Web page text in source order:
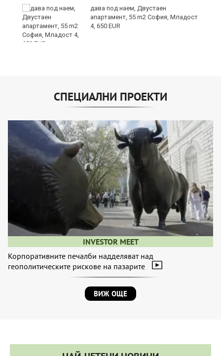
дава под наем, Двустаен
апартамент, 55 m2 София, Младост
4, 650 EUR
СПЕЦИАЛНИ ПРОЕКТИ
INVESTOR MEET
Корпоративните печалби надделяват над
геополитическите рискове на пазарите
ВИЖ ОЩЕ